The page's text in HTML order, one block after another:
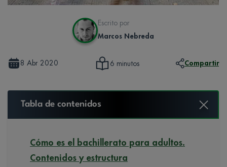
Escrito por
Marcos Nebreda
8 Abr 2020 6 minutos Compartir
Tabla de contenidos
Cómo es el bachillerato para adultos.
Contenidos y estructura